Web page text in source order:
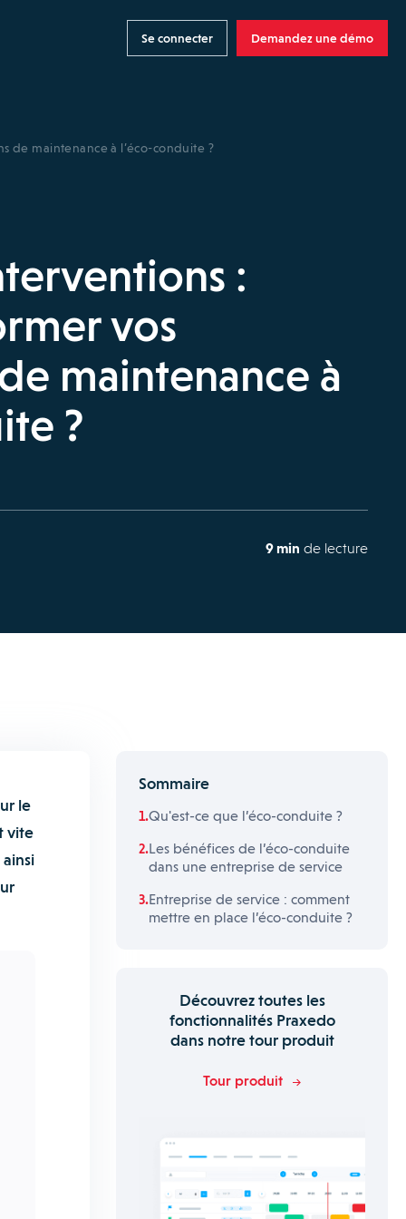
Se connecter Demandez une démo
de maintenance à l’éco-conduite ?
:
vos
maintenance à
?
9 min de lecture
le
vite
Sommaire
Qu'est-ce que l’éco-conduite ?
Les bénéfices de l’éco-conduite
dans une entreprise de service
Entreprise de service : comment
mettre en place l’éco-conduite ?
Découvrez toutes les
fonctionnalités Praxedo
dans notre tour produit
Tour produit